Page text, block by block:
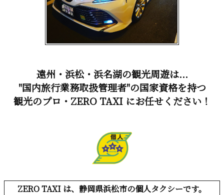
遠州・浜松・浜名湖の観光周遊は...
"国内旅行業務取扱管理者"の国家資格を持つ
観光のプロ・ZERO TAXI にお任せください！
ZERO TAXI は、静岡県浜松市の個人タクシーです。